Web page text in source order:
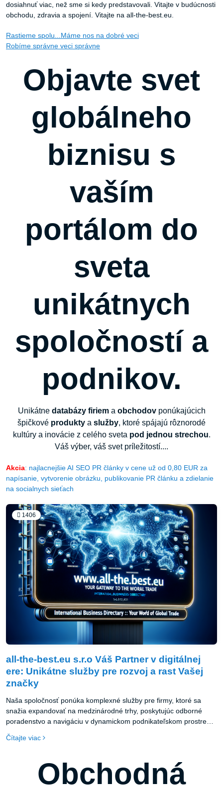
dosiahnuť viac, než sme si kedy predstavovali. Vitajte v budúcnosti
obchodu, zdravia a spojení. Vitajte na all-the-best.eu.
Rastieme spolu... Máme nos na dobré veci
Robíme správne veci správne
Objavte svet
globálneho
biznisu s
vaším
portálom do
sveta
unikátnych
spoločností a
podnikov.
Unikátne databázy firiema obchodovponúkajúcich
špičkové produkty a služby, ktoré spájajú rôznorodé
kultúry a inovácie z celého sveta pod jednou strechou.
Váš výber, váš svet príležitostí....
Akcia: najlacnejšie AI SEO PR články v cene už od 0,80 EUR za
napísanie, vytvorenie obrázku, publikovanie PR článku a zdielanie
na socialnych sieťach
1406
all-the-best.eu s.r.o Váš Partner v digitálnej
ere: Unikátne služby pre rozvoj a rast Vašej
značky
Naša spoločnosť ponúka komplexné služby pre firmy, ktoré sa
snažia expandovať na medzinárodné trhy, poskytujúc odborné
poradenstvo a navigáciu v dynamickom podnikateľskom prostredí.
Špecializuje sa na podporu digitalizácie, premeniac prípadné výzvy
na príležitosti a spojencov v boji za zákazníka. Ponúka unikátne
bude pútavý a efektívne osloví ich cieľovú skupinu. Podporuje
firmy pri vstupe na nové trhy, poskytujúc kľúčové poradenstvo na
prekonávanie bariér a využívanie obchodných príležitostí. Je
Čítajte viac
Obchodná